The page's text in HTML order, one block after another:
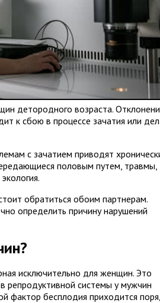
детородного возраста.
к сбою в процессе зачатия или
с зачатием приводят
половым путем, травмы,
обратиться обоим партнерам.
определить причину нарушений
исключительно для женщин. Это
репродуктивной системы у мужчин
фактор бесплодия приходится